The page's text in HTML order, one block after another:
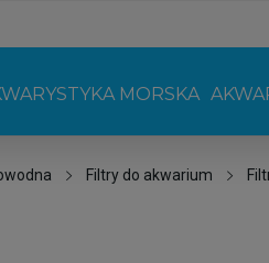
MORSKA
Filtry do akwarium